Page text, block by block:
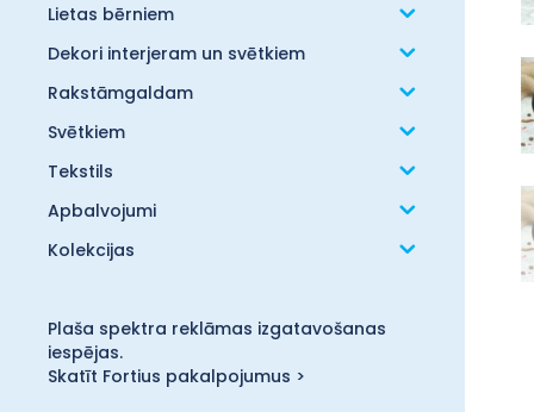
Lietas bērniem
Dekori interjeram un svētkiem
Rakstāmgaldam
Svētkiem
Tekstils
Apbalvojumi
Kolekcijas
Plaša spektra reklāmas izgatavošanas
iespējas.
Skatīt Fortius pakalpojumus >